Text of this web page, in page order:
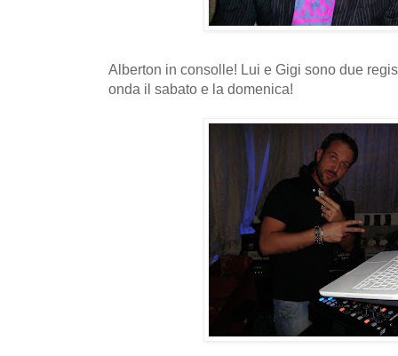
Alberton in consolle! Lui e Gigi sono due
onda il sabato e la domenica!